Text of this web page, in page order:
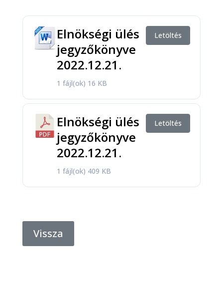
Elnökségi ülés
jegyzőkönyve
2022.12.21.
1 fájl(ok) 16 KB
Letöltés
Elnökségi ülés
jegyzőkönyve
2022.12.21.
1 fájl(ok) 409 KB
Letöltés
Vissza